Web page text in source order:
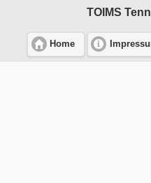
TOIMS
Home